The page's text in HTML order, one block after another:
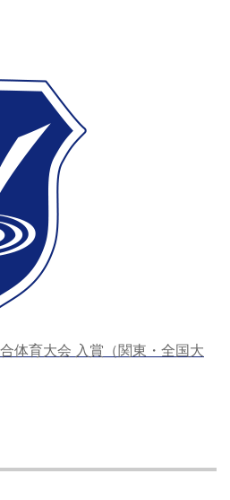
体育大会 入賞（関東・全国大